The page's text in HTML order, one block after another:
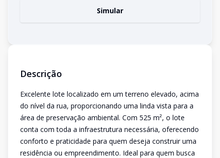
Simular
Descrição
Excelente lote localizado em um terreno elevado, acima
do nível da rua, proporcionando uma linda vista para a
área de preservação ambiental. Com 525 m², o lote
conta com toda a infraestrutura necessária, oferecendo
conforto e praticidade para quem deseja construir uma
residência ou empreendimento. Ideal para quem busca